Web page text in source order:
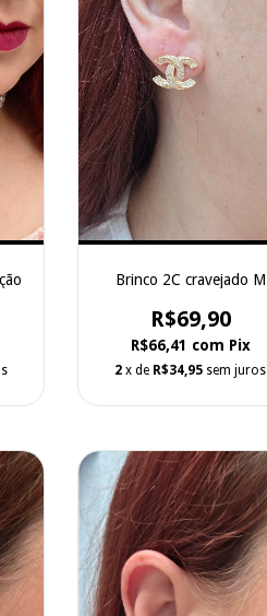
Brinco 2C cravejado M
R$69,90
R$66,41 com Pix
2 x de R$34,95 sem juros